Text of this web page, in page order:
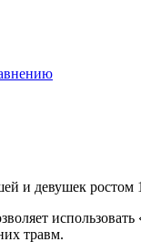
и девушек
травм.